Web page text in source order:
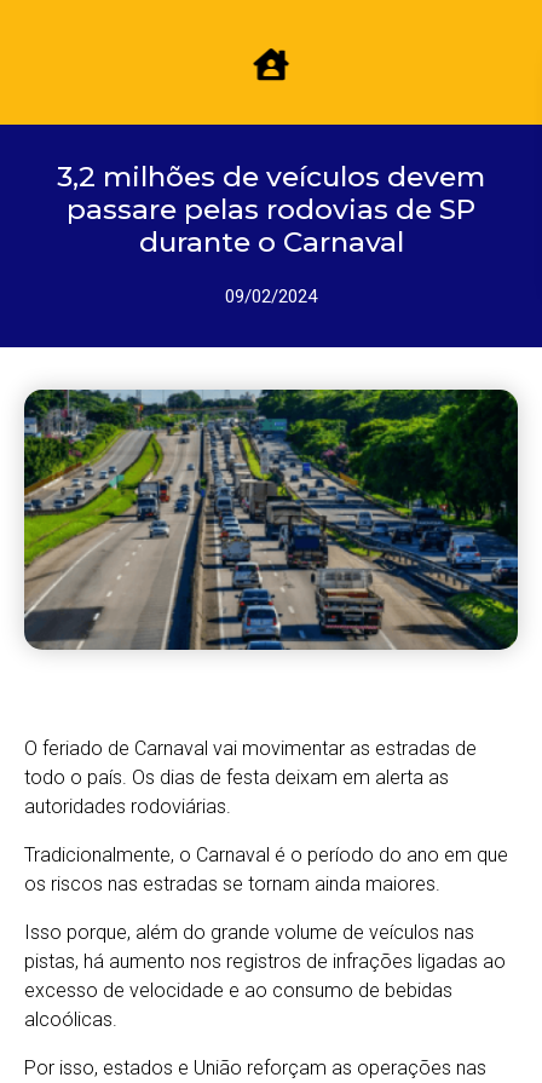
3,2 milhões de veículos devem
passare pelas rodovias de SP
durante o Carnaval
09/02/2024
O feriado de Carnaval vai movimentar as estradas de
todo o país. Os dias de festa deixam em alerta as
autoridades rodoviárias.
Tradicionalmente, o Carnaval é o período do ano em que
os riscos nas estradas se tornam ainda maiores.
Isso porque, além do grande volume de veículos nas
pistas, há aumento nos registros de infrações ligadas ao
excesso de velocidade e ao consumo de bebidas
alcoólicas.
Por isso, estados e União reforçam as operações nas